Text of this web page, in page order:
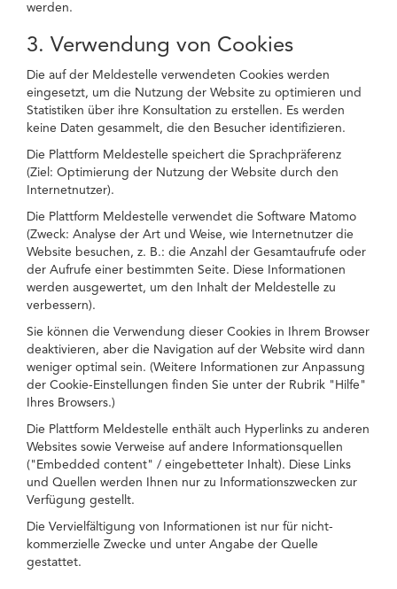
werden.
3. Verwendung von Cookies
Die auf der Meldestelle verwendeten Cookies werden
eingesetzt, um die Nutzung der Website zu optimieren und
Statistiken über ihre Konsultation zu erstellen. Es werden
keine Daten gesammelt, die den Besucher identifizieren.
Die Plattform Meldestelle speichert die Sprachpräferenz
(Ziel: Optimierung der Nutzung der Website durch den
Internetnutzer).
Die Plattform Meldestelle verwendet die Software Matomo
(Zweck: Analyse der Art und Weise, wie Internetnutzer die
Website besuchen, z. B.: die Anzahl der Gesamtaufrufe oder
der Aufrufe einer bestimmten Seite. Diese Informationen
werden ausgewertet, um den Inhalt der Meldestelle zu
verbessern).
Sie können die Verwendung dieser Cookies in Ihrem Browser
deaktivieren, aber die Navigation auf der Website wird dann
weniger optimal sein. (Weitere Informationen zur Anpassung
der Cookie-Einstellungen finden Sie unter der Rubrik "Hilfe"
Ihres Browsers.)
Die Plattform Meldestelle enthält auch Hyperlinks zu anderen
Websites sowie Verweise auf andere Informationsquellen
("Embedded content" / eingebetteter Inhalt). Diese Links
und Quellen werden Ihnen nur zu Informationszwecken zur
Verfügung gestellt.
Die Vervielfältigung von Informationen ist nur für nicht-
kommerzielle Zwecke und unter Angabe der Quelle
gestattet.